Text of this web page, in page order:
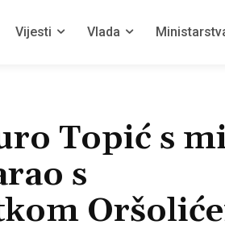
Vijesti Vlada
Topić s
s